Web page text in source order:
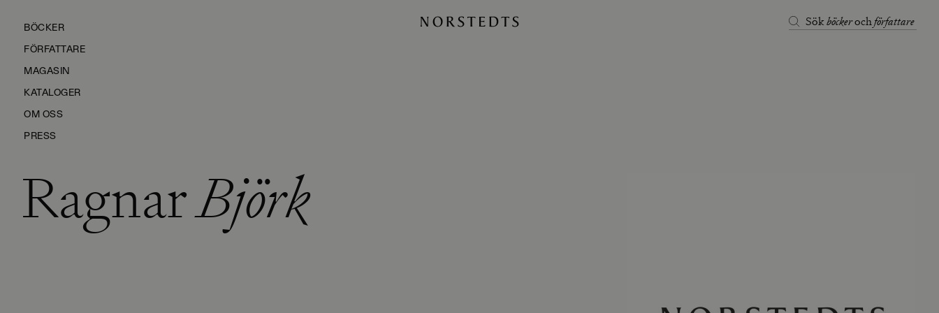
Sökböckerochförfattare
BÖCKER
FÖRFATTARE
MAGASIN
KATALOGER
OM OSS
PRESS
KONTAKTA OSS
HÅLLBARHET
RagnarBjörk